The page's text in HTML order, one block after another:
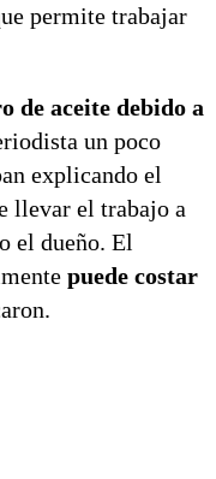
permite trabajar
de aceite debido a
un poco
explicando el
llevar el trabajo a
el dueño. El
puede costar